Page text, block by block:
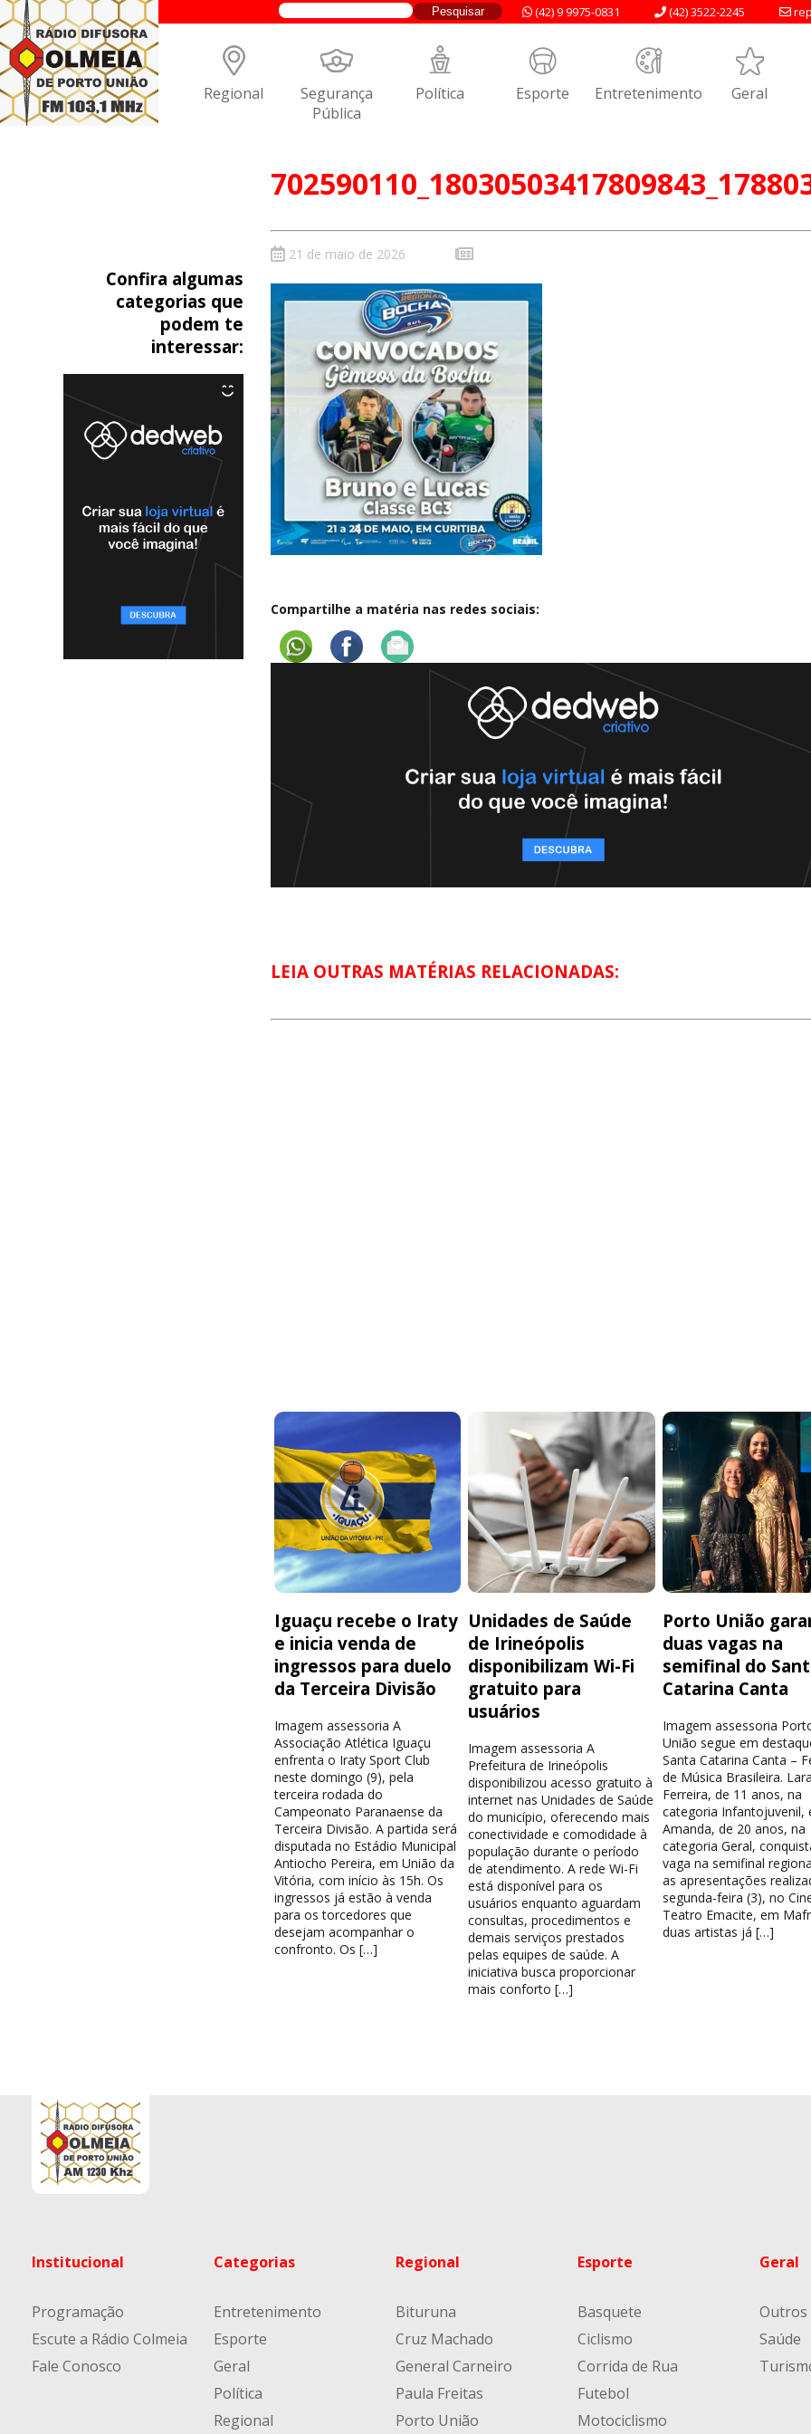
(42) 3522-2245
(42) 9 9975-0831
Regional Segurança
Pública
Política Esporte Entretenimento Geral
Confira algumas
categorias que
podem te
interessar:
21 de maio de 2026
Compartilhe a matéria nas redes sociais:
LEIA OUTRAS MATÉRIAS RELACIONADAS:
Iguaçu recebe o Iraty
e inicia venda de
ingressos para duelo
da Terceira Divisão
Imagem assessoria A
Associação Atlética Iguaçu
enfrenta o Iraty Sport Club
neste domingo (9), pela
terceira rodada do
Campeonato Paranaense da
Terceira Divisão. A partida será
disputada no Estádio Municipal
Antiocho Pereira, em União da
Vitória, com início às 15h. Os
ingressos já estão à venda
para os torcedores que
desejam acompanhar o
confronto. Os […]
Unidades de Saúde
de Irineópolis
disponibilizam Wi-Fi
gratuito para
usuários
Imagem assessoria A
Prefeitura de Irineópolis
disponibilizou acesso gratuito à
internet nas Unidades de Saúde
do município, oferecendo mais
conectividade e comodidade à
população durante o período
de atendimento. A rede Wi-Fi
está disponível para os
usuários enquanto aguardam
consultas, procedimentos e
demais serviços prestados
pelas equipes de saúde. A
iniciativa busca proporcionar
mais conforto […]
Porto União
duas vagas na
semifinal do
Catarina Canta
Imagem assessoria
União segue em
Santa Catarina Canta –
de Música Brasileira.
Ferreira, de 11 anos, na
categoria Infantojuvenil,
Amanda, de 20 anos, na
categoria Geral,
vaga na semifinal
as apresentações
segunda-feira (3), no
Teatro Emacite, em
duas artistas já […]
Institucional
Programação
Escute a Rádio Colmeia
Fale Conosco
Categorias
Entretenimento
Esporte
Geral
Política
Regional
Regional
Bituruna
Cruz Machado
General Carneiro
Paula Freitas
Porto União
Esporte
Basquete
Ciclismo
Corrida de Rua
Futebol
Motociclismo
Geral
Outros
Saúde